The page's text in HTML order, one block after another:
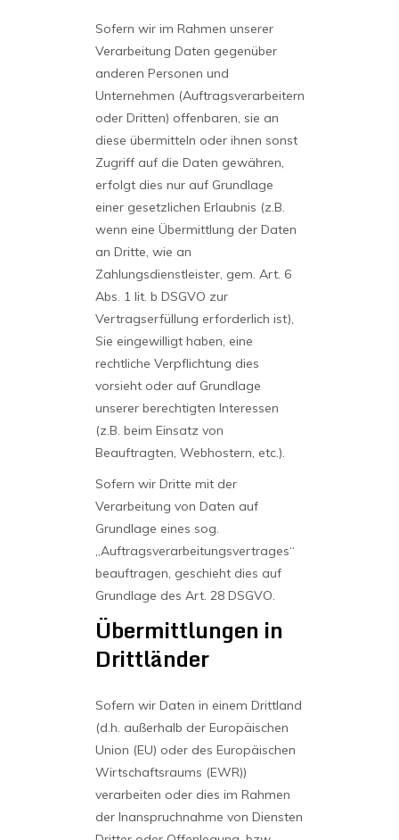
Sofern wir im Rahmen unserer
Verarbeitung Daten gegenüber
anderen Personen und
Unternehmen (Auftragsverarbeitern
oder Dritten) offenbaren, sie an
diese übermitteln oder ihnen sonst
Zugriff auf die Daten gewähren,
erfolgt dies nur auf Grundlage
einer gesetzlichen Erlaubnis (z.B.
wenn eine Übermittlung der Daten
an Dritte, wie an
Zahlungsdienstleister, gem. Art. 6
Abs. 1 lit. b DSGVO zur
Vertragserfüllung erforderlich ist),
Sie eingewilligt haben, eine
rechtliche Verpflichtung dies
vorsieht oder auf Grundlage
unserer berechtigten Interessen
(z.B. beim Einsatz von
Beauftragten, Webhostern, etc.).
Sofern wir Dritte mit der
Verarbeitung von Daten auf
Grundlage eines sog.
„Auftragsverarbeitungsvertrages“
beauftragen, geschieht dies auf
Grundlage des Art. 28 DSGVO.
Übermittlungen in
Drittländer
Sofern wir Daten in einem Drittland
(d.h. außerhalb der Europäischen
Union (EU) oder des Europäischen
Wirtschaftsraums (EWR))
verarbeiten oder dies im Rahmen
der Inanspruchnahme von Diensten